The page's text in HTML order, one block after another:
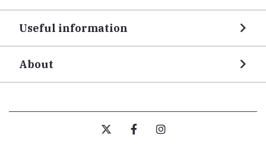
Useful information
About